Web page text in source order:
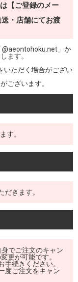
【ご登録のメー
・店舗にてお渡
」か
ます。
いただく場合がござい
ございます。
す。
きます。
でご注文のキャン
更が可能です。
続きください。
度ご注文をキャン